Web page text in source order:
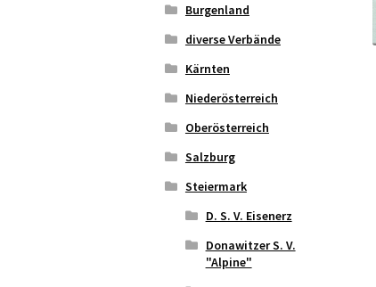
Burgenland
diverse Verbände
Kärnten
Niederösterreich
Oberösterreich
Salzburg
Steiermark
D. S. V. Eisenerz
Donawitzer S. V.
"Alpine"